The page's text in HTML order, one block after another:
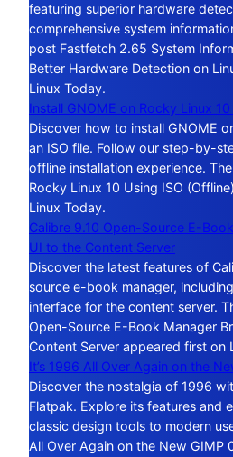
featuring superior hardware
comprehensive system
post Fastfetch 2.65 System
Better Hardware Detection on
Linux Today.
Install GNOME on Rocky Linux
Discover how to install GNOME
an ISO file. Follow our step-by-
offline installation experience.
Rocky Linux 10 Using ISO
Linux Today.
Calibre 9.10 Open-Source E-
UI to the Content Server
Discover the latest features of
source e-book manager,
interface for the content server.
Open-Source E-Book Manager
Content Server appeared first on
It’s 1996 All Over Again on the
Discover the nostalgia of 1996
Flatpak. Explore its features and
classic design tools to modern
All Over Again on the New GIMP